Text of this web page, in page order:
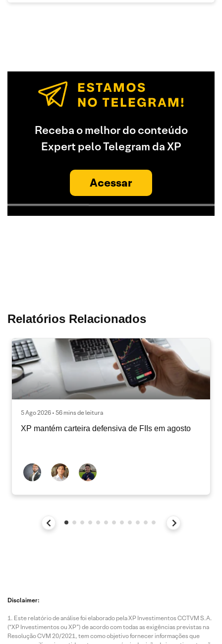
Receba o melhor do conteúdo
Expert pelo Telegram da XP
Acessar
Relatórios Relacionados
5 Ago 2026 • 56 mins de leitura
XP mantém carteira defensiva de FIIs em agosto
Disclaimer:
Este relatório de análise foi elaborado pela XP Investimentos CCTVM S.A.
(“XP Investimentos ou XP”) de acordo com todas as exigências previstas na
Resolução CVM 20/2021, tem como objetivo fornecer informações que